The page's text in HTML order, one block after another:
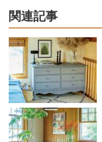
関連記事